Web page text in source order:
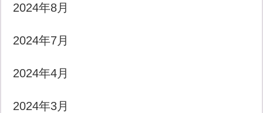
2024年8月
2024年7月
2024年4月
2024年3月